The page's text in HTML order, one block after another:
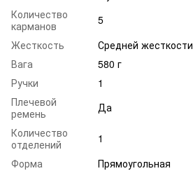
Количество
карманов
5
Жесткость
Средней жесткости
Вага
580 г
Ручки
1
Плечевой
ремень
Да
Количество
отделений
1
Форма
Прямоугольная